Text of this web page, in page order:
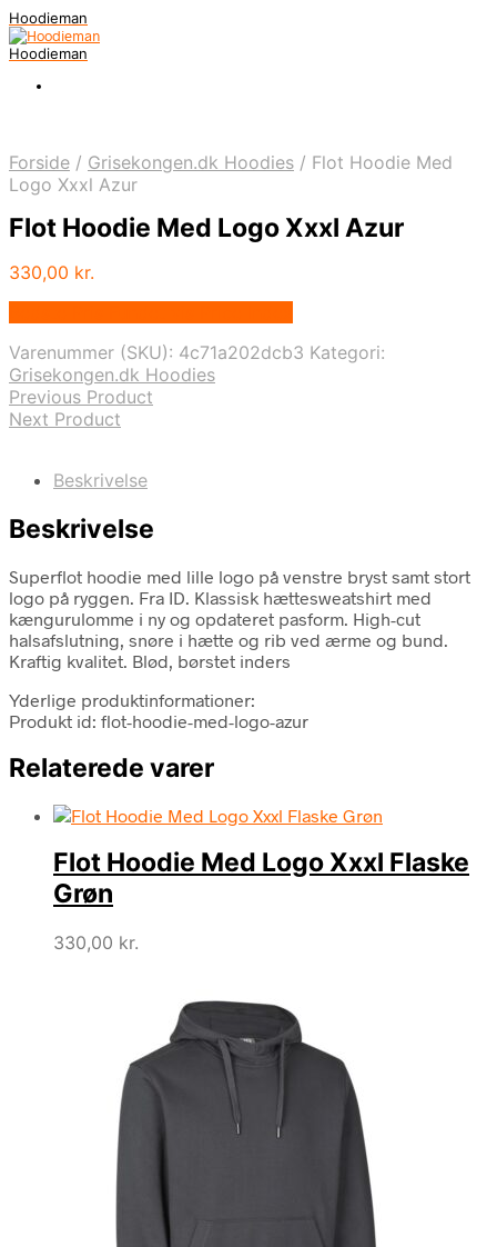
Hoodieman
Hoodieman
Forside / Grisekongen.dk Hoodies / Flot Hoodie Med
Logo Xxxl Azur
Flot Hoodie Med Logo Xxxl Azur
330,00 kr.
Varenummer (SKU): 4c71a202dcb3 Kategori:
Grisekongen.dk Hoodies
Previous Product
Next Product
Beskrivelse
Beskrivelse
Superflot hoodie med lille logo på venstre bryst samt stort
logo på ryggen. Fra ID. Klassisk hættesweatshirt med
kængurulomme i ny og opdateret pasform. High-cut
halsafslutning, snøre i hætte og rib ved ærme og bund.
Kraftig kvalitet. Blød, børstet inders
Yderlige produktinformationer:
Produkt id: flot-hoodie-med-logo-azur
Relaterede varer
Flot Hoodie Med Logo Xxxl Flaske
Grøn
330,00 kr.